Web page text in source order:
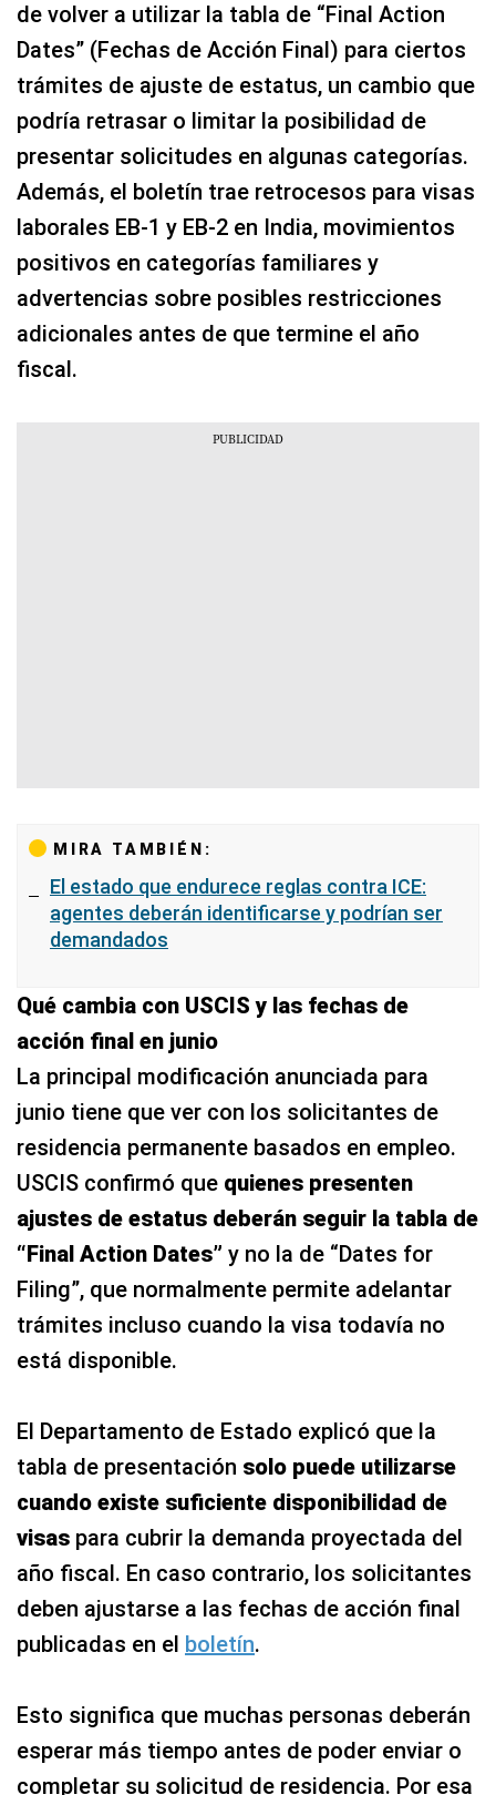
de volver a utilizar la tabla de “Final Action
Dates” (Fechas de Acción Final) para ciertos
trámites de ajuste de estatus, un cambio que
podría retrasar o limitar la posibilidad de
presentar solicitudes en algunas categorías.
Además, el boletín trae retrocesos para visas
laborales EB-1 y EB-2 en India, movimientos
positivos en categorías familiares y
advertencias sobre posibles restricciones
adicionales antes de que termine el año
fiscal.
MIRA TAMBIÉN:
El estado que endurece reglas contra ICE:
agentes deberán identificarse y podrían ser
demandados
Qué cambia con USCIS y las fechas de
acción final en junio
La principal modificación anunciada para
junio tiene que ver con los solicitantes de
residencia permanente basados en empleo.
USCIS confirmó que quienes presenten
ajustes de estatus deberán seguir la tabla de
“Final Action Dates” y no la de “Dates for
Filing”, que normalmente permite adelantar
trámites incluso cuando la visa todavía no
está disponible.
El Departamento de Estado explicó que la
tabla de presentación solo puede utilizarse
cuando existe suficiente disponibilidad de
visas para cubrir la demanda proyectada del
año fiscal. En caso contrario, los solicitantes
deben ajustarse a las fechas de acción final
publicadas en el boletín.
Esto significa que muchas personas deberán
esperar más tiempo antes de poder enviar o
completar su solicitud de residencia. Por esa